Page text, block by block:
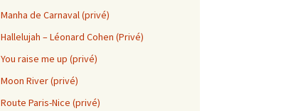
Manha de Carnaval (privé)
Hallelujah – Léonard Cohen (Privé)
You raise me up (privé)
Moon River (privé)
Route Paris-Nice (privé)